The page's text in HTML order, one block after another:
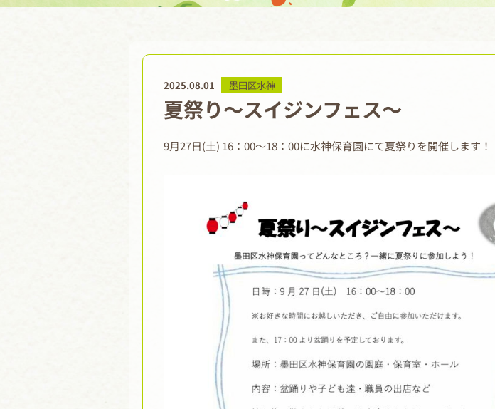
2025.08.01 墨田区水神
夏祭り～スイジンフェス～
9月27日(土) 16：00～18：00に水神保育園にて夏祭りを開催します！